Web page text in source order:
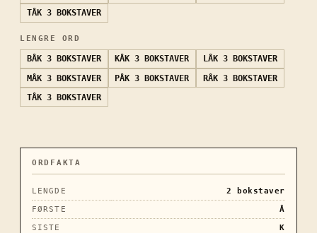
TÅK 3 BOKSTAVER
LENGRE ORD
BÅK 3 BOKSTAVER KÅK 3 BOKSTAVER LÅK 3 BOKSTAVER
MÅK 3 BOKSTAVER PÅK 3 BOKSTAVER RÅK 3 BOKSTAVER
TÅK 3 BOKSTAVER
ORDFAKTA
LENGDE 2
bokstaver
FØRSTE
Å
SISTE
K